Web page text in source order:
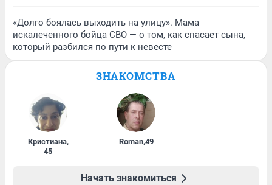
«Долго боялась выходить на улицу». Мама
искалеченного бойца СВО — о том, как спасает сына,
который разбился по пути к невесте
ЗНАКОМСТВА
Кристиана,
45
Roman,49
Начать знакомиться